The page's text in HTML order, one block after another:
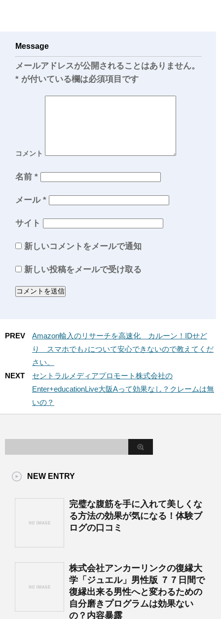
Message
メールアドレスが公開されることはありません。
* が付いている欄は必須項目です
コメント
名前 *
メール *
サイト
新しいコメントをメールで通知
新しい投稿をメールで受け取る
PREV
Amazon輸入のリサーチを高速化 カルーン！IDせど
り スマホでも♪について安心できないので教えてくだ
さい。
NEXT
セントラルメディアプロモート株式会社の
Enter+educationLive大阪Aって効果なし？クレームは無
いの？
NEW ENTRY
完璧な腹筋を手に入れて美しくな
る方法の効果が気になる！体験ブ
ログの口コミ
株式会社アンカーリンクの復縁大
学「ジュエル」男性版 ７７日間で
復縁出来る男性へと変わるための
自分磨きプログラムは効果ない
の？内容暴露